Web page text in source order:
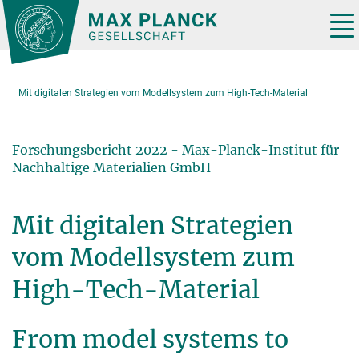
Hauptinhalt
Mit digitalen Strategien vom Modellsystem zum High-Tech-Material
Forschungsbericht 2022 - Max-Planck-Institut für
Nachhaltige Materialien GmbH
Mit digitalen Strategien
vom Modellsystem zum
High-Tech-Material
From model systems to